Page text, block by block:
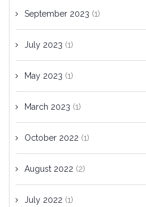
September 2023 (1)
July 2023 (1)
May 2023 (1)
March 2023 (1)
October 2022 (1)
August 2022 (2)
July 2022 (1)